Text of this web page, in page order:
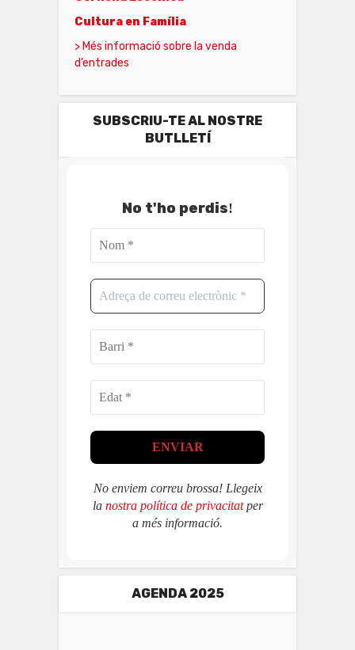
Cultura en Família
> Més informació sobre la venda
d’entrades
SUBSCRIU-TE AL NOSTRE
BUTLLETÍ
No t'ho perdis!
No enviem correu brossa! Llegeix
la nostra política de privacitatper
a més informació.
AGENDA 2025